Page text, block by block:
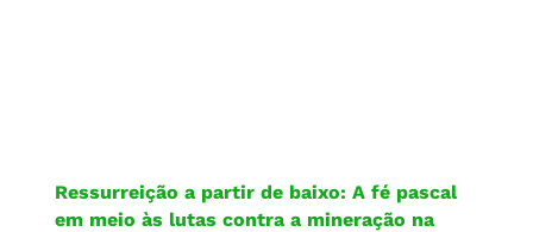
Ressurreição a partir de baixo: A fé pascal
em meio às lutas contra a mineração na